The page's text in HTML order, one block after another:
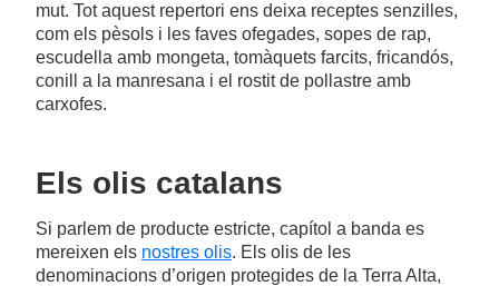
mut. Tot aquest repertori ens deixa receptes senzilles,
com els pèsols i les faves ofegades, sopes de rap,
escudella amb mongeta, tomàquets farcits, fricandós,
conill a la manresana i el rostit de pollastre amb
carxofes.
Els olis catalans
Si parlem de producte estricte, capítol a banda es
mereixen els nostres olis. Els olis de les
denominacions d’origen protegides de la Terra Alta,